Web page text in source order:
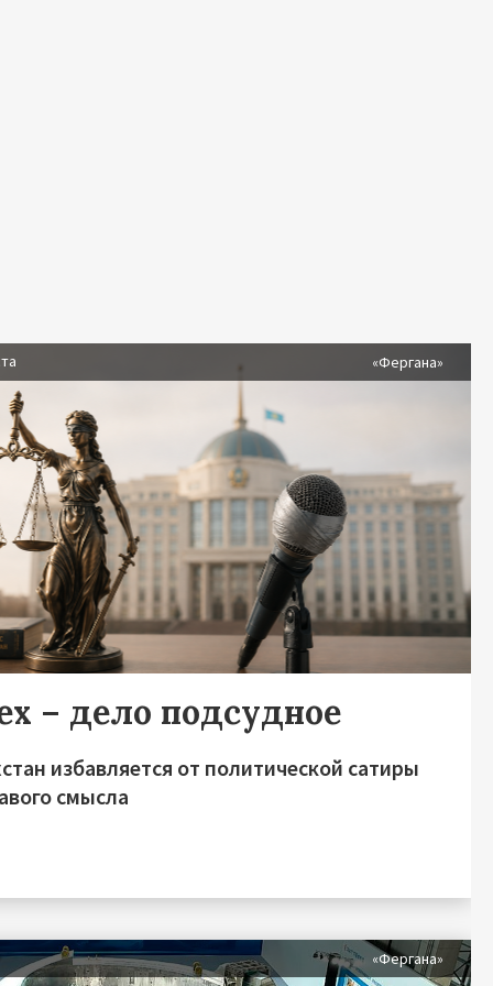
«Фергана»
– дело подсудное
избавляется от политической сатиры
смысла
«Фергана»